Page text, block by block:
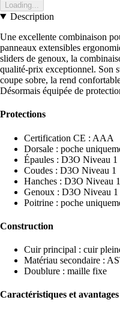
Loading...
Description
Une excellente combinaison
panneaux extensibles
sliders de genoux, la
qualité-prix exceptionnel. Son
coupe sobre, la rend
Désormais équipée de
Protections
Certification CE : AAA
Dorsale : poche
Épaules : D3O Niveau 1
Coudes : D3O Niveau 1
Hanches : D3O Niveau 1
Genoux : D3O Niveau 1
Poitrine : poche
Construction
Cuir principal : cuir
Matériau secondaire :
Doublure : maille fixe
Caractéristiques et avantages